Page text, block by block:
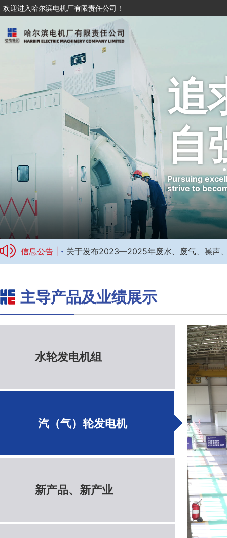
欢迎进入哈尔滨电机厂有限责任公司！
追
自
Pursuing
strive to
信息公告 | · 关于发布2023—2025年废水、废气、噪声
主导产品及业绩展示
水轮发电机组
汽（气）轮发电机
新产品、新产业